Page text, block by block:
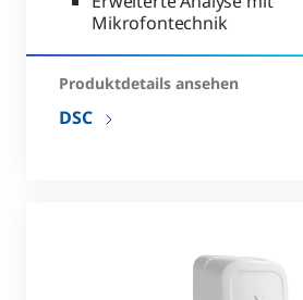
Mikrofontechnik
Produktdetails ansehen
DSC